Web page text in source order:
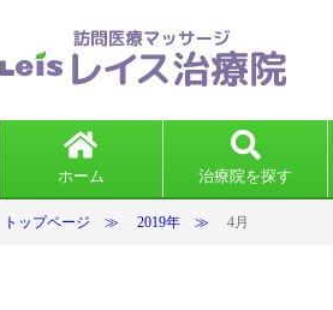
ホーム 治療院を探す
トップページ 2019年 4月